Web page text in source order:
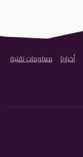
أخبارنا معلومات تقنية